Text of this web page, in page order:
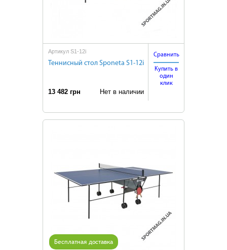
Артикул S1-12i
Теннисный стол Sponeta S1-12i
13 482 грн Нет в наличии
Сравнить
Купить в
один
клик
Бесплатная доставка